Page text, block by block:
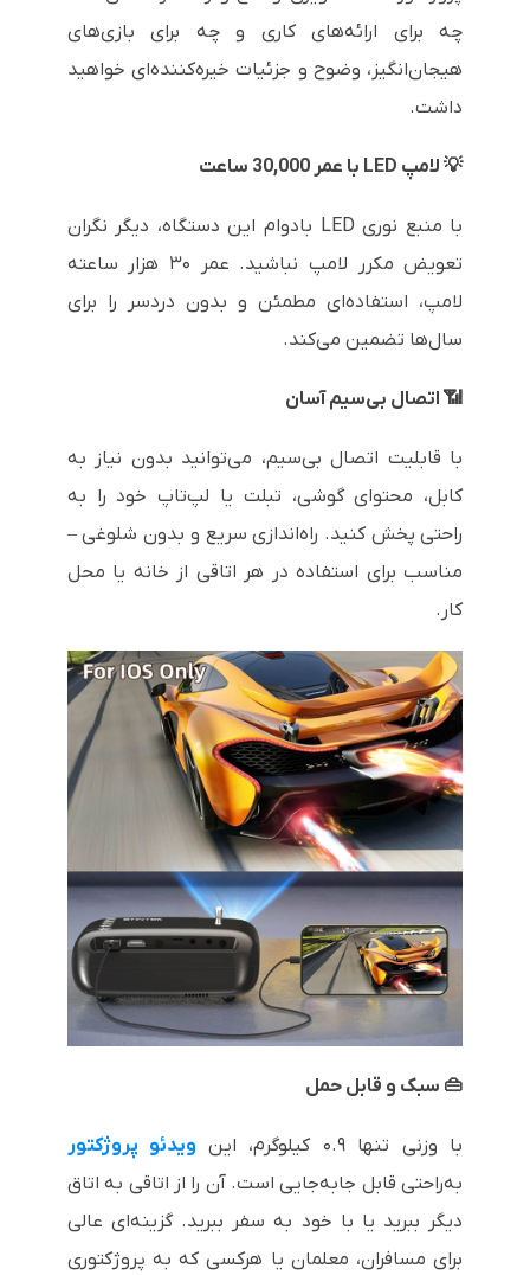
چه برای ارائه‌های کاری و چه برای بازی‌های
هیجان‌انگیز، وضوح و جزئیات خیره‌کننده‌ای خواهید
داشت.
💡 لامپ LED با عمر 30,000 ساعت
با منبع نوری LED بادوام این دستگاه، دیگر نگران
تعویض مکرر لامپ نباشید. عمر ۳۰ هزار ساعته
لامپ، استفاده‌ای مطمئن و بدون دردسر را برای
سال‌ها تضمین می‌کند.
📶 اتصال بی‌سیم آسان
با قابلیت اتصال بی‌سیم، می‌توانید بدون نیاز به
کابل، محتوای گوشی، تبلت یا لپ‌تاپ خود را به
راحتی پخش کنید. راه‌اندازی سریع و بدون شلوغی –
مناسب برای استفاده در هر اتاقی از خانه یا محل
کار.
👜 سبک و قابل حمل
با وزنی تنها ۰.۹ کیلوگرم، این
ویدئو پروژکتور
به‌راحتی قابل جابه‌جایی است. آن را از اتاقی به اتاق
دیگر ببرید یا با خود به سفر ببرید. گزینه‌ای عالی
برای مسافران، معلمان یا هرکسی که به پروژکتوری